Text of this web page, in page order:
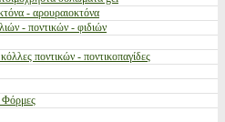
- αρουραιοκτόνα
- ποντικών - φιδιών
ποντικών - ποντικοπαγίδες
Φόρμες